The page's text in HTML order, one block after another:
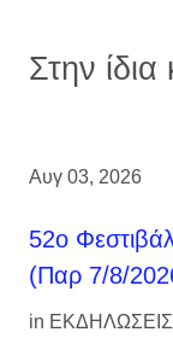
Στην ίδια
Αυγ 03, 2026
52ο
(Παρ 7/8/
in ΕΚΔΗΛΩΣΕΙΣ